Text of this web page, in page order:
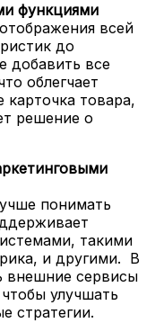
функциями
всей
до
добавить все
облегчает
товара,
решение о
понимать
такими
и другими. В
внешние сервисы
улучшать
стратегии.